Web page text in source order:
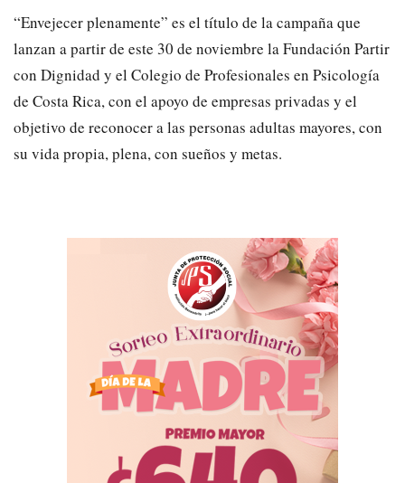
“Envejecer plenamente” es el título de la campaña que
lanzan a partir de este 30 de noviembre la Fundación Partir
con Dignidad y el Colegio de Profesionales en Psicología
de Costa Rica, con el apoyo de empresas privadas y el
objetivo de reconocer a las personas adultas mayores, con
su vida propia, plena, con sueños y metas.